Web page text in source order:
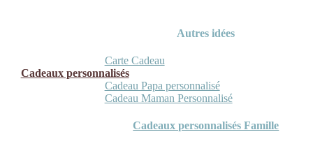
Autres idées
Carte Cadeau
Cadeaux personnalisés
Cadeau Papa personnalisé
Cadeau Maman Personnalisé
Cadeaux personnalisés Famille